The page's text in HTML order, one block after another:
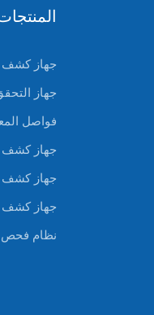
جهاز كشف
جهاز
فواصل
جهاز كشف
جهاز كشف
جهاز كشف
نظام فحص